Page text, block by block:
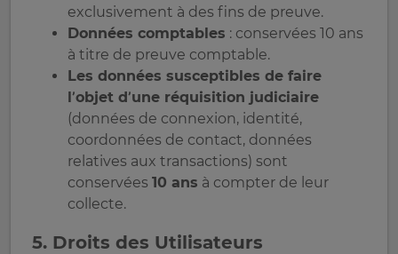
exclusivement à des fins de preuve.
Données comptables : conservées 10 ans
à titre de preuve comptable.
Les données susceptibles de faire
l’objet d’une réquisition judiciaire
(données de connexion, identité,
coordonnées de contact, données
relatives aux transactions) sont
conservées 10 ans à compter de leur
collecte.
5. Droits des Utilisateurs